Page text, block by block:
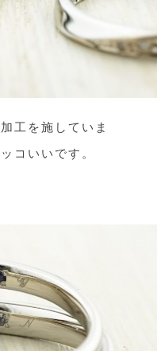
工を施していま
コいいです。